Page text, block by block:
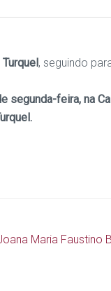
, seguindo
segunda-feira, na
Maria Faustino